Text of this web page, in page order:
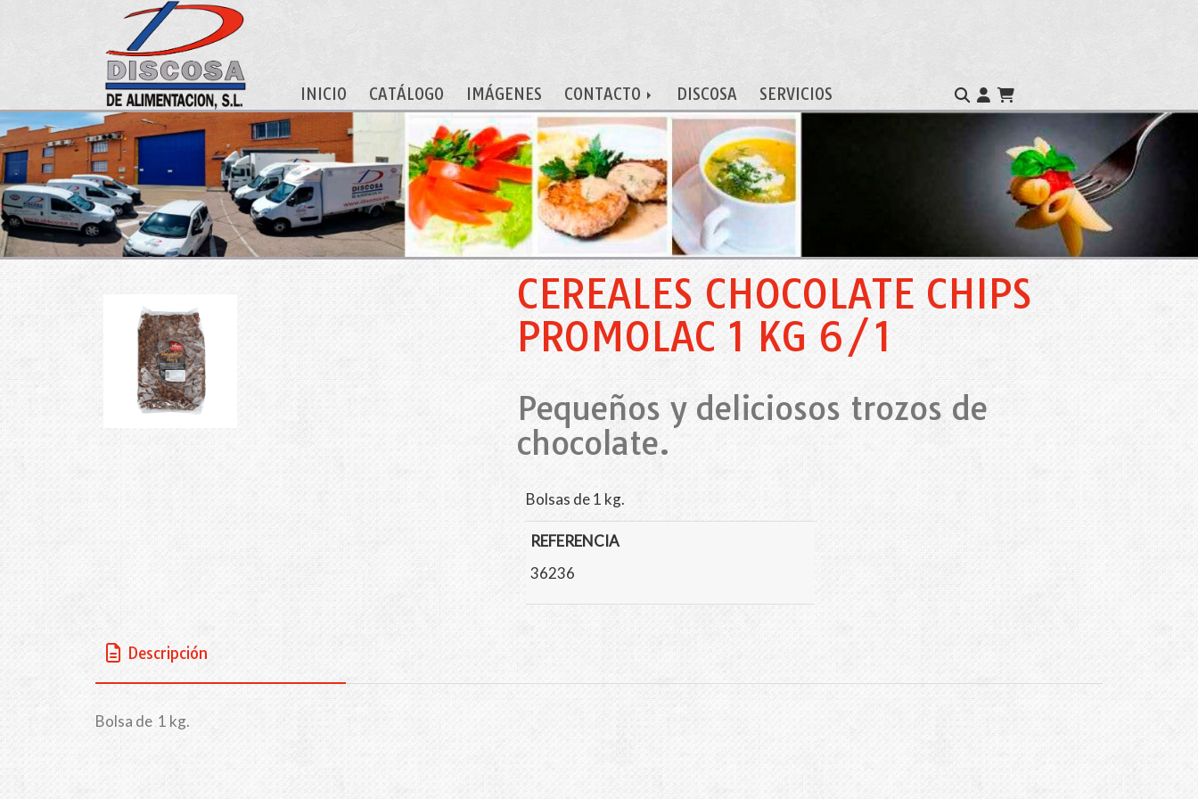
INICIO CATÁLOGO IMÁGENES CONTACTO DISCOSA SERVICIOS
CEREALES CHOCOLATE CHIPS
PROMOLAC 1 KG 6/1
Pequeños y deliciosos trozos de
chocolate.
Bolsas de 1 kg.
REFERENCIA
36236
Descripción
Bolsa de 1 kg.